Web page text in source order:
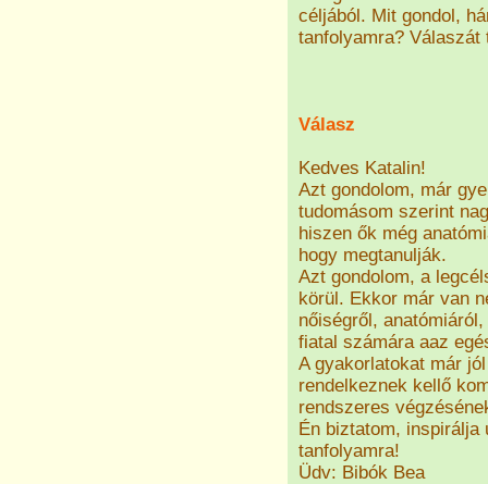
céljából. Mit gondol,
tanfolyamra?
Válasz
Kedves Katalin!
Azt gondolom, már
tudomásom szerint
hiszen ők még
hogy megtanulják.
Azt gondolom, a
körül. Ekkor már van
nőiségről,
fiatal számára aaz
A gyakorlatokat már
rendelkeznek kellő
rendszeres
Én biztatom, inspirálja
tanfolyamra!
Üdv: Bibók Bea